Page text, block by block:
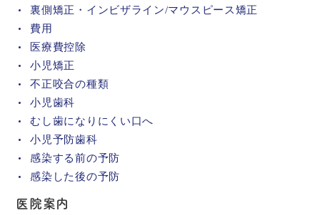
裏側矯正・インビザライン/マウスピース矯正
費用
医療費控除
小児矯正
不正咬合の種類
小児歯科
むし歯になりにくい口へ
小児予防歯科
感染する前の予防
感染した後の予防
医院案内